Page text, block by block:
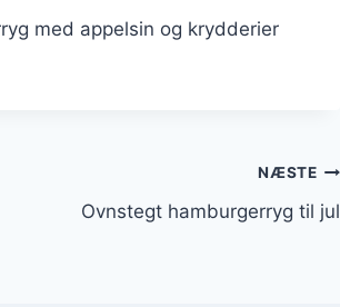
med appelsin og krydderier
NÆSTE
Ovnstegt hamburgerryg til jul